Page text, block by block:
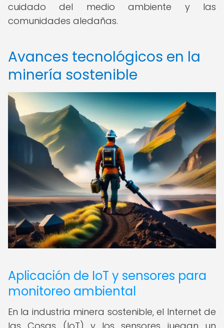
cuidado del medio ambiente y las
comunidades aledañas.
Avances tecnológicos en la
minería sostenible
Aplicación de IoT y sensores para
monitoreo ambiental
En la industria minera sostenible, el Internet de